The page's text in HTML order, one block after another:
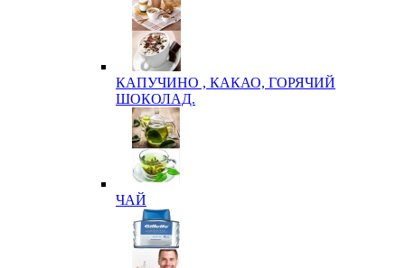
КАПУЧИНО , КАКАО, ГОРЯЧИЙ
ШОКОЛАД.
ЧАЙ